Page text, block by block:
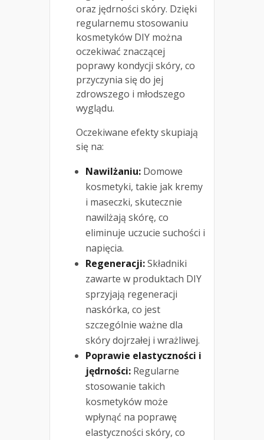
oraz jędrności skóry. Dzięki
regularnemu stosowaniu
kosmetyków DIY można
oczekiwać znaczącej
poprawy kondycji skóry, co
przyczynia się do jej
zdrowszego i młodszego
wyglądu.
Oczekiwane efekty skupiają
się na:
Nawilżaniu: Domowe
kosmetyki, takie jak kremy
i maseczki, skutecznie
nawilżają skórę, co
eliminuje uczucie suchości i
napięcia.
Regeneracji:Składniki
zawarte w produktach DIY
sprzyjają regeneracji
naskórka, co jest
szczególnie ważne dla
skóry dojrzałej i wrażliwej.
Poprawie elastyczności i
jędrności: Regularne
stosowanie takich
kosmetyków może
wpłynąć na poprawę
elastyczności skóry, co